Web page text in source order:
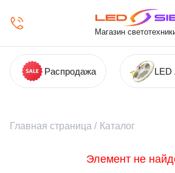
Магазин
Распродажа LED
Главная страница / Каталог
Элемент не